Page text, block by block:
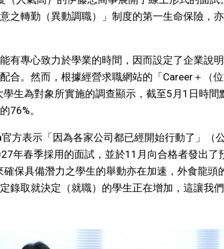
之轉勤（異動調職）」制度的第一生命保險，
有專心致力於學業的時間，因而設定了企業說
合。然而，根據經營求職網站的「Career＋（
生為對象所實施的調查顯示，截至5月1日時間
76%。
方表示「因為各家公司都已經開始行動了」（
年春季採用的面試，並於11月向合格者發出了
保具備潛力之學生的舉動亦在加速，外食龍頭
錄取就決定（就職）的學生正在增加，這讓我